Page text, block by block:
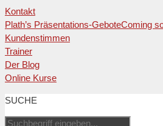
Kontakt
Plath’s Präsentations-GeboteComing
Kundenstimmen
Trainer
Der Blog
Online Kurse
Inhalt
springen
SUCHE